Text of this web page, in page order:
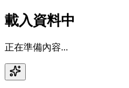
載入資料中
正在準備內容...